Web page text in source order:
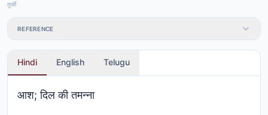
तुर्की
REFERENCE
Hindi English Telugu
आश; दिल की तमन्ना